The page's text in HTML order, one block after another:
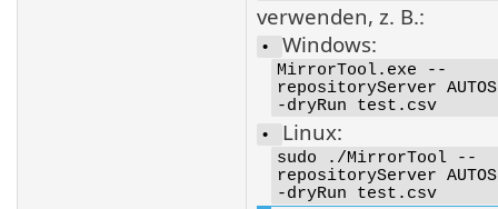
verwenden, z. B.:
• Windows:
MirrorTool.exe --
repositoryServer
-dryRun test.csv
•
Linux:
sudo ./MirrorTool --
repositoryServer
-dryRun test.csv